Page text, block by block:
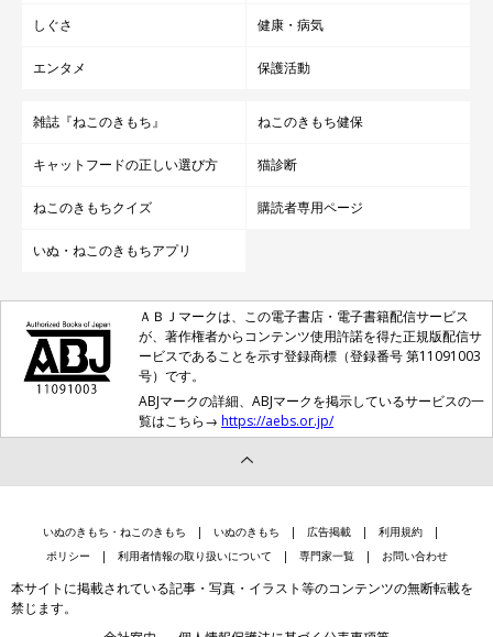
しぐさ 健康・病気
エンタメ 保護活動
雑誌『ねこのきもち』 ねこのきもち健保
キャットフードの正しい選び方 猫診断
ねこのきもちクイズ 購読者専用ページ
いぬ・ねこのきもちアプリ
ＡＢＪマークは、この電子書店・電子書籍配信サービス
が、著作権者からコンテンツ使用許諾を得た正規版配信サ
ービスであることを示す登録商標（登録番号 第11091003
号）です。
ABJマークの詳細、ABJマークを掲示しているサービスの一
覧はこちら→ https://aebs.or.jp/
いぬのきもち・ねこのきもち いぬのきもち 広告掲載
利用規約
ポリシー
利用者情報の取り扱いについて 専門家一覧 お問い合わせ
本サイトに掲載されている記事・写真・イラスト等のコンテンツの無断転載を
禁じます。